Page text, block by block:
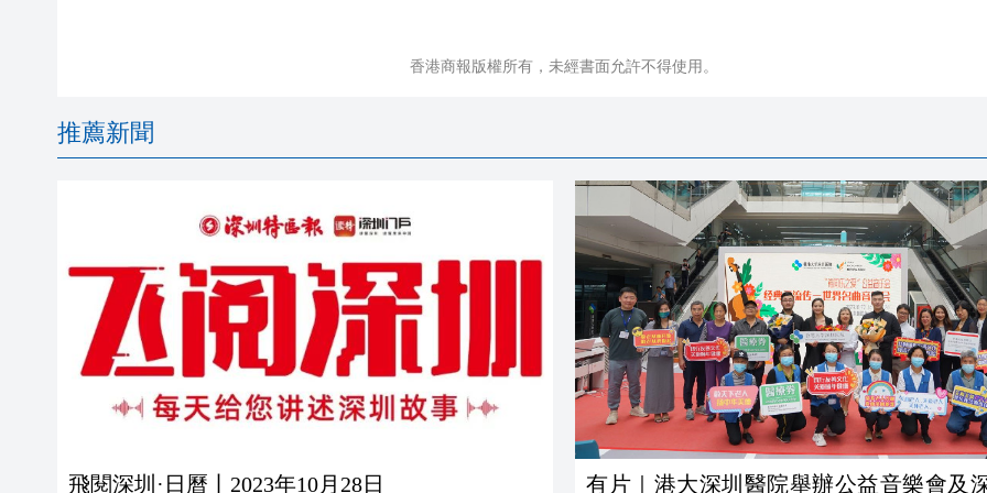
香港商報版權所有，未經書面允許不得使用。
推薦新聞
飛閱深圳·日曆丨2023年10月28日 有片｜港大深圳醫院舉辦公益音樂會及